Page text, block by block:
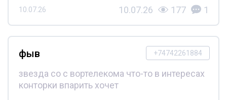
10.07.26 10.07.26 177 1
+74742261884
фыв
звезда со с вортелекома что-то в интересах
конторки впарить хочет